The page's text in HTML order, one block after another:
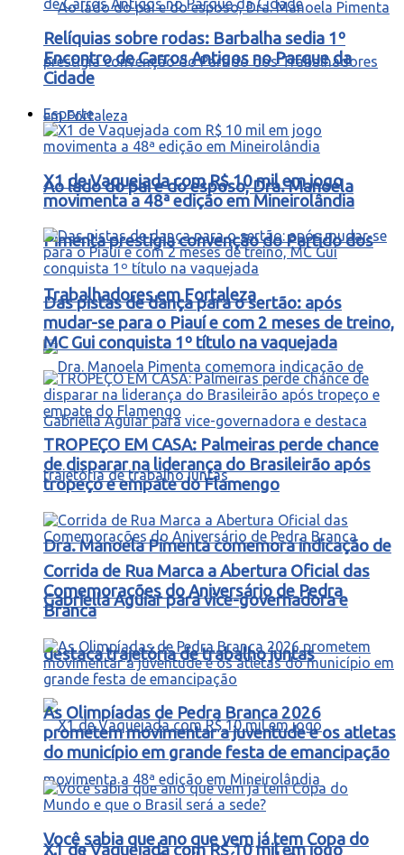
Ao lado do pai e do esposo, Dra. Manoela
Pimenta prestigia convenção do Partido dos
Trabalhadores em Fortaleza
Dra. Manoela Pimenta comemora indicação de
Gabriella Aguiar para vice-governadora e
destaca trajetória de trabalho juntas
X1 de Vaquejada com R$ 10 mil em jogo
Relíquias sobre rodas: Barbalha sedia 1º
Encontro de Carros Antigos no Parque da
Cidade
Esporte
X1 de Vaquejada com R$ 10 mil em jogo
movimenta a 48ª edição em Mineirolândia
Das pistas de dança para o sertão: após
mudar-se para o Piauí e com 2 meses de treino,
MC Gui conquista 1º título na vaquejada
TROPEÇO EM CASA: Palmeiras perde chance
de disparar na liderança do Brasileirão após
tropeço e empate do Flamengo
Corrida de Rua Marca a Abertura Oficial das
Comemorações do Aniversário de Pedra
Branca
As Olimpíadas de Pedra Branca 2026
prometem movimentar a juventude e os atletas
do município em grande festa de emancipação
Você sabia que ano que vem já tem Copa do